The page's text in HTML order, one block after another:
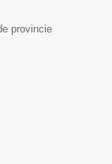
provincie